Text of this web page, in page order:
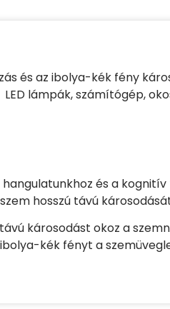
és az ibolya-kék fény
lámpák, számítógép,
és a
hosszú távú
károsodást okoz a
kék fényt a